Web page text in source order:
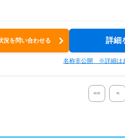
況を問い合わせる 詳細
名称非公開 ※詳細は
<< <